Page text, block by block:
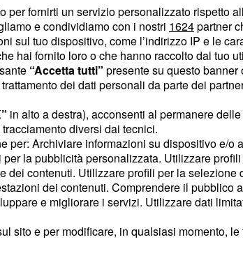
13
a28
sono
rete
quelli
la
fornirti un servizio personalizzato rispetto
e condividiamo con i nostri 1624partner
sul tuo dispositivo, come l’indirizzo IP e le
hai fornito loro o che hanno raccolto dal tuo
“Accetta tutti” presente su questo
dei dati personali da parte dei
in alto a destra), acconsenti al permanere
diversi dai tecnici.
per: Archiviare informazioni su dispositivo e/o
la pubblicità personalizzata. Utilizzare
contenuti. Utilizzare profili per la selezione
dei contenuti. Comprendere il pubblico
e migliorare i servizi. Utilizzare dati
sito e per modificare, in qualsiasi momento,